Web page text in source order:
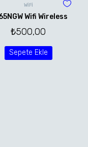
WİFİ
Wifi Wireless
₺500,00
Sepete Ekle